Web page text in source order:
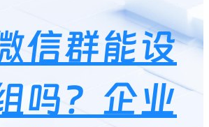
信群能设
吗？企业